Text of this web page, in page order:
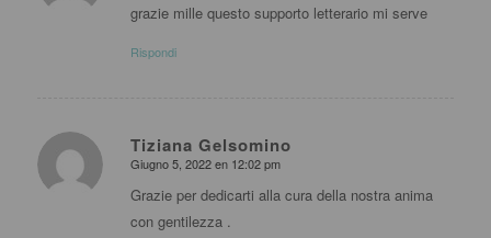
grazie mille questo supporto letterario mi serve
Rispondi
Tiziana Gelsomino
dice:
Giugno 5, 2022 en 12:02 pm
Grazie per dedicarti alla cura della nostra anima
con gentilezza .